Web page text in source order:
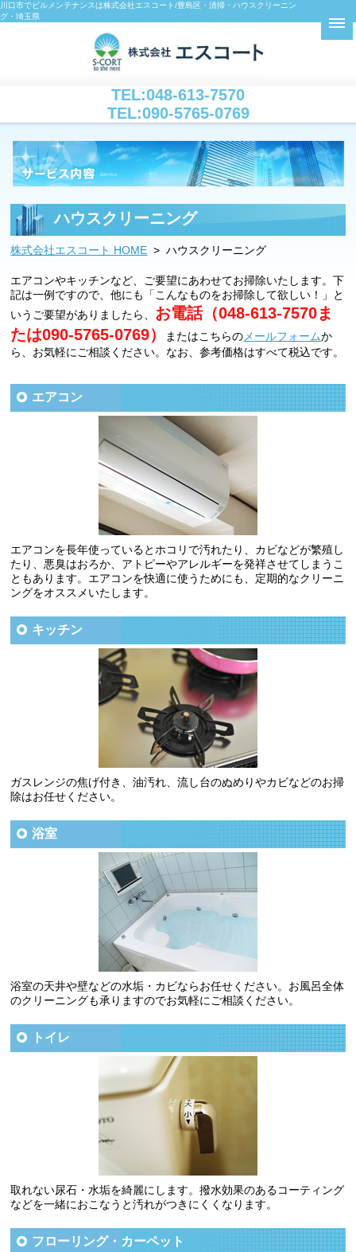
川口市でビルメンテナンスは株式会社エスコート/豊島区・清掃・ハウスクリーニン
グ・埼玉県
TEL:048-613-7570
TEL:090-5765-0769
ハウスクリーニング
株式会社エスコート HOME > ハウスクリーニング
エアコンやキッチンなど、ご要望にあわせてお掃除いたします。下
記は一例ですので、他にも「こんなものをお掃除して欲しい！」と
いうご要望がありましたら、 お電話（048-613-7570ま
たは090-5765-0769）
またはこちらの メールフォームか
ら、お気軽にご相談ください。なお、参考価格はすべて税込です。
エアコン
エアコンを長年使っているとホコリで汚れたり、カビなどが繁殖し
たり、悪臭はおろか、アトピーやアレルギーを発祥させてしまうこ
ともあります。エアコンを快適に使うためにも、定期的なクリーニ
ングをオススメいたします。
キッチン
ガスレンジの焦げ付き、油汚れ、流し台のぬめりやカビなどのお掃
除はお任せください。
浴室
浴室の天井や壁などの水垢・カビならお任せください。お風呂全体
のクリーニングも承りますのでお気軽にご相談ください。
トイレ
取れない尿石・水垢を綺麗にします。撥水効果のあるコーティング
などを一緒におこなうと汚れがつきにくくなります。
フローリング・カーペット